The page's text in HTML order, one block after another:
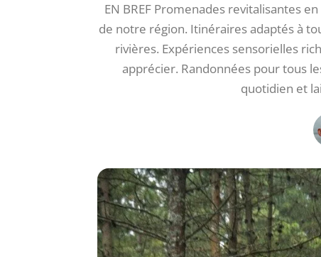
EN BREF Promenades revitalisantes
de notre région. Itinéraires adaptés à
rivières. Expériences sensorielles
apprécier. Randonnées pour tous
quotidien et